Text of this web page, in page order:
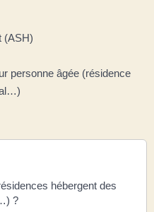
(ASH)
personne âgée (résidence
hébergent des
?